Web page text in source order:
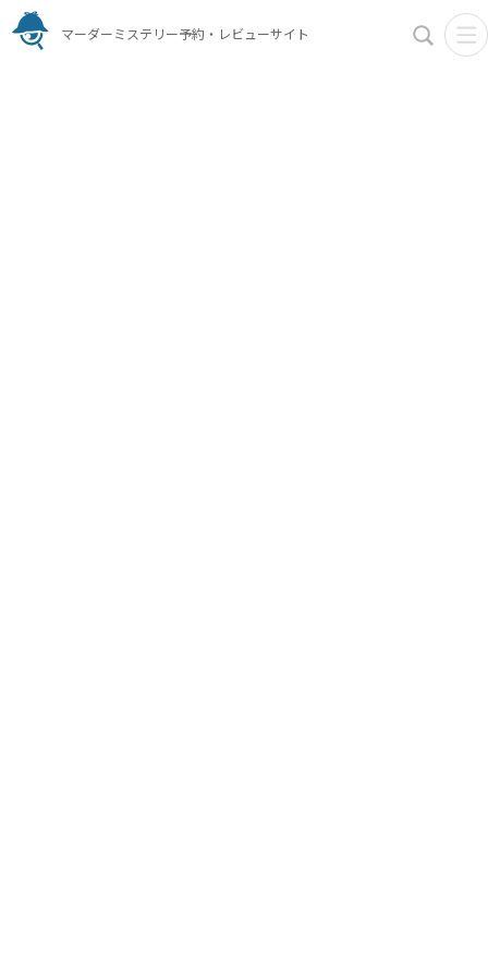
マーダーミステリー予約・レビューサイト